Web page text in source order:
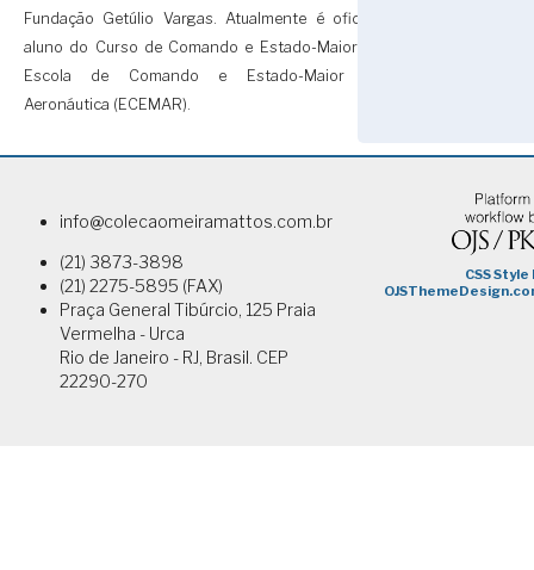
Fundação Getúlio Vargas. Atualmente é oficial-
aluno do Curso de Comando e Estado-Maior da
Escola de Comando e Estado-Maior da
Aeronáutica (ECEMAR).
info@colecaomeiramattos.com.br
(21) 3873-3898
(21) 2275-5895 (FAX)
Praça General Tibúrcio, 125 Praia
Vermelha - Urca
Rio de Janeiro - RJ, Brasil. CEP
22290-270